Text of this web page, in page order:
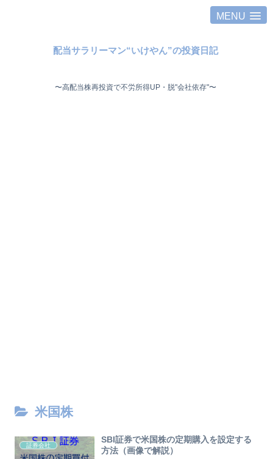
MENU
配当サラリーマン“いけやん”の投資日記 ​
〜高配当株再投資で不労所得UP・脱"会社依存"〜 ​
米国株
証券会社
SBI証券で米国株の定期購入を設定する
方法（画像で解説）